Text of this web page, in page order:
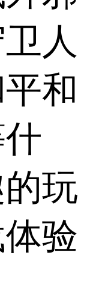
人
和
玩
验